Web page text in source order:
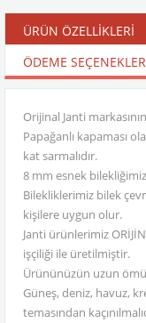
ÜRÜN ÖZELLIKLERI
ÖDEME
Orijinal Janti
Papağanlı kapaması
kat sarmalıdır.
8 mm esnek
Bilekliklerimiz bilek
kişilere uygun olur.
Janti ürünlerimiz
işçiliği ile üretilmiştir.
Ürününüzün uzun
Güneş, deniz, havuz,
temasından